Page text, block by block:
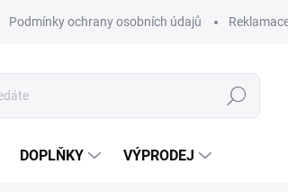
Podmínky ochrany osobních údajů
Hledat
DOPLŇKY VÝPRODEJ